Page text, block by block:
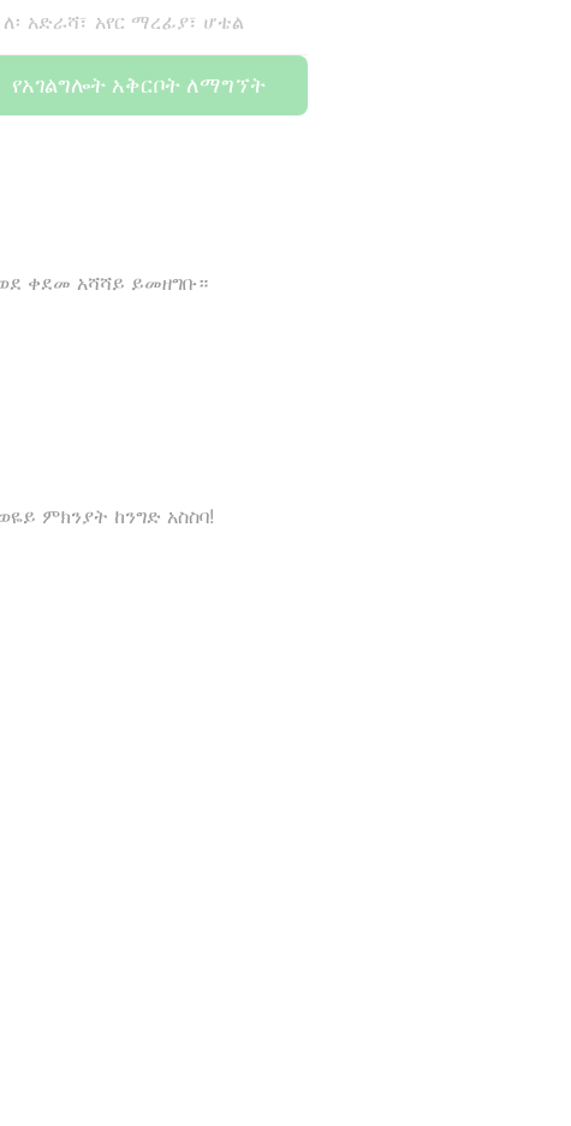
ለ፡ አድራሻ፣ አየር ማረፊያ፣ ሆቴል
የአገልግሎት አቅርቦት ለማግኘት
ቀደመ አሻሻይ ይመዘግቡ።
ምክንያት ከንግድ አስስባ!